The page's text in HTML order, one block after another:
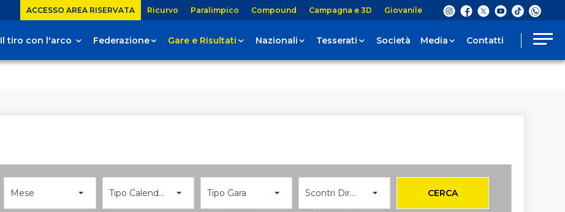
ACCESSO AREA RISERVATA Ricurvo Paralimpico Compound Campagna e 3D Giovanile
Il tiro con l'arco Federazione Gare e Risultati Nazionali Tesserati Società Media Contatti
Mese Tipo Calendario Tipo Gara Scontri Diretti CERCA